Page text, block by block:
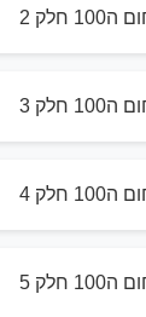
חלק 2
חלק 3
חלק 4
חלק 5